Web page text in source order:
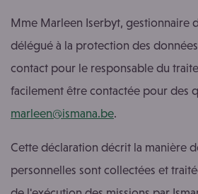
Mme Marleen Iserbyt, gestionnaire
délégué à la protection des
contact pour le responsable du
facilement être contactée pour des
marleen@ismana.be.
Cette déclaration décrit la manière
personnelles sont collectées et